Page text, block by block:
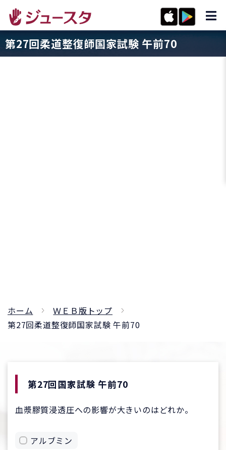
第27回柔道整復師国家試験 午前70
ホーム
ＷＥＢ版トップ
第27回柔道整復師国家試験 午前70
第27回国家試験 午前70
血漿膠質浸透圧への影響が大きいのはどれか。
アルブミン